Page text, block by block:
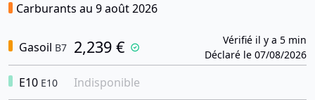
Carburants au 9 août 2026
Gasoil B7 2,239 €
Vérifié il y a 5 min
Déclaré le 07/08/2026
E10 E10 Indisponible